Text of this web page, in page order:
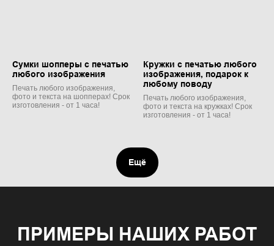
Сумки шопперы с печатью
любого изображения
Печать любого изображения,
фото и текста на шопперах! Срок
изготовления - от 1 часа!
Кружки с печатью любого
изображения, подарок к
любому поводу
Печать любого изображения,
фото и текста на кружках! Срок
изготовления - от 1 часа!
Ещё
ПРИМЕРЫ НАШИХ РАБОТ